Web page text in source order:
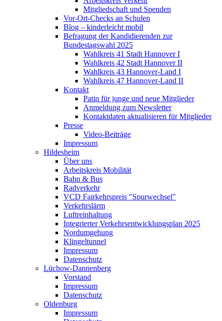
Mitgliedschaft und Spenden
Vor-Ort-Checks an Schulen
Blog – kinderleicht mobil
Befragung der Kandidierenden zur
Bundestagswahl 2025
Wahlkreis 41 Stadt Hannover I
Wahlkreis 42 Stadt Hannover II
Wahlkreis 43 Hannover-Land I
Wahlkreis 47 Hannover-Land II
Kontakt
Patin für junge und neue Mitglieder
Anmeldung zum Newsletter
Kontaktdaten aktualisieren für Mitglieder
Presse
Video-Beiträge
Impressum
Hildesheim
Über uns
Arbeitskreis Mobilität
Bahn & Bus
Radverkehr
VCD Fairkehrspreis "Spurwechsel"
Verkehrslärm
Luftreinhaltung
Integrierter Verkehrsentwicklungsplan 2025
Nordumgehung
Klingeltunnel
Impressum
Datenschutz
Lüchow-Dannenberg
Vorstand
Impressum
Datenschutz
Oldenburg
Impressum